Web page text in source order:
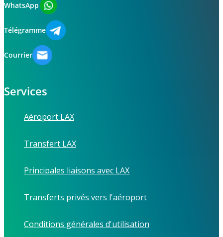
WhatsApp
Télégramme
Courrier
Services
Aéroport LAX
Transfert LAX
Principales liaisons avec LAX
Transferts privés vers l'aéroport
Conditions générales d'utilisation